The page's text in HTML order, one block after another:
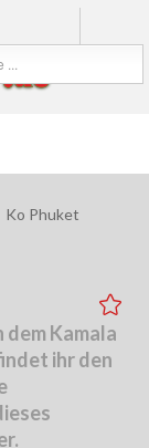
Ko Phuket
dem Kamala
ihr den